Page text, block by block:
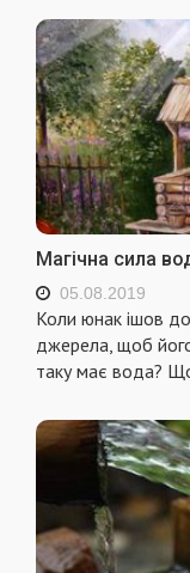
Магічна сила
05.08.2019
Коли юнак ішов
джерела, щоб
таку має вода?